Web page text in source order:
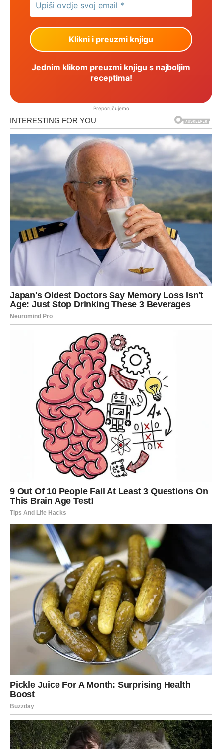
Jednim klikom preuzmi knjigu s najboljim
receptima!
Preporučujemo